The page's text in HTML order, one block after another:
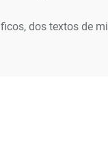
dos textos de